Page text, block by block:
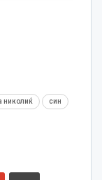
николиќ син